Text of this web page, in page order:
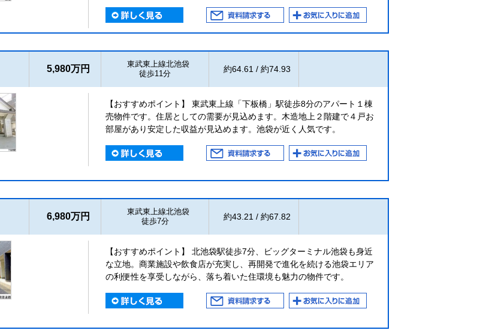
5,980万円
東武東上線北池袋
徒歩11分
約64.61 / 約74.93
【おすすめポイント】 東武東上線「下板橋」駅徒歩8分のアパート１棟
売物件です。住居としての需要が見込めます。木造地上２階建で４戸お
部屋があり安定した収益が見込めます。池袋が近く人気です。
6,980万円
東武東上線北池袋
徒歩7分
約43.21 / 約67.82
【おすすめポイント】 北池袋駅徒歩7分、ビッグターミナル池袋も身近
な立地。商業施設や飲食店が充実し、再開発で進化を続ける池袋エリア
の利便性を享受しながら、落ち着いた住環境も魅力の物件です。